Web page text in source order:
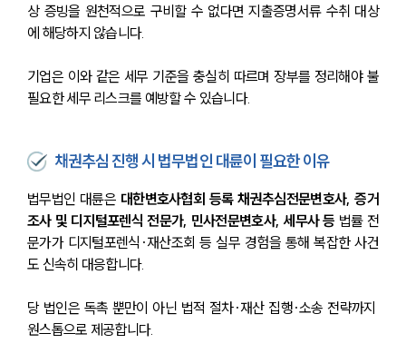
상 증빙을 원천적으로 구비할 수 없다면 지출증명서류 수취 대상
에 해당하지 않습니다.
기업은 이와 같은 세무 기준을 충실히 따르며 장부를 정리해야 불
필요한 세무 리스크를 예방할 수 있습니다.
채권추심 진행 시 법무법인 대륜이 필요한 이유
법무법인 대륜은 대한변호사협회 등록 채권추심전문변호사, 증거
조사 및 디지털포렌식 전문가, 민사전문변호사, 세무사 등 법률 전
문가가 디지털포렌식·재산조회 등 실무 경험을 통해 복잡한 사건
도 신속히 대응합니다.
당 법인은 독촉 뿐만이 아닌 법적 절차·재산 집행·소송 전략까지
원스톱으로 제공합니다.